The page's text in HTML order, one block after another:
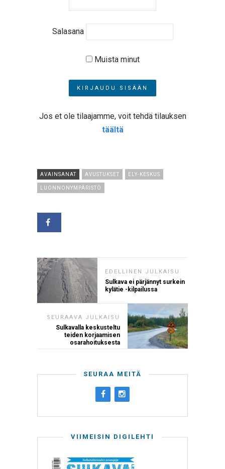
Salasana
Muista minut
Jos et ole tilaajamme, voit tehdä tilauksen
täältä
AVAINSANAT AVUSTUKSET ELY-KESKUS
LUONNONYMPÄRISTÖ
EDELLINEN JULKAISU
Sulkava ei pärjännyt surkein
kylätie -kilpailussa
SEURAAVA JULKAISU
Sulkavalla keskusteltu
teiden korjaamisen
osarahoituksesta
SEURAA MEITÄ
VIIMEISIN DIGILEHTI